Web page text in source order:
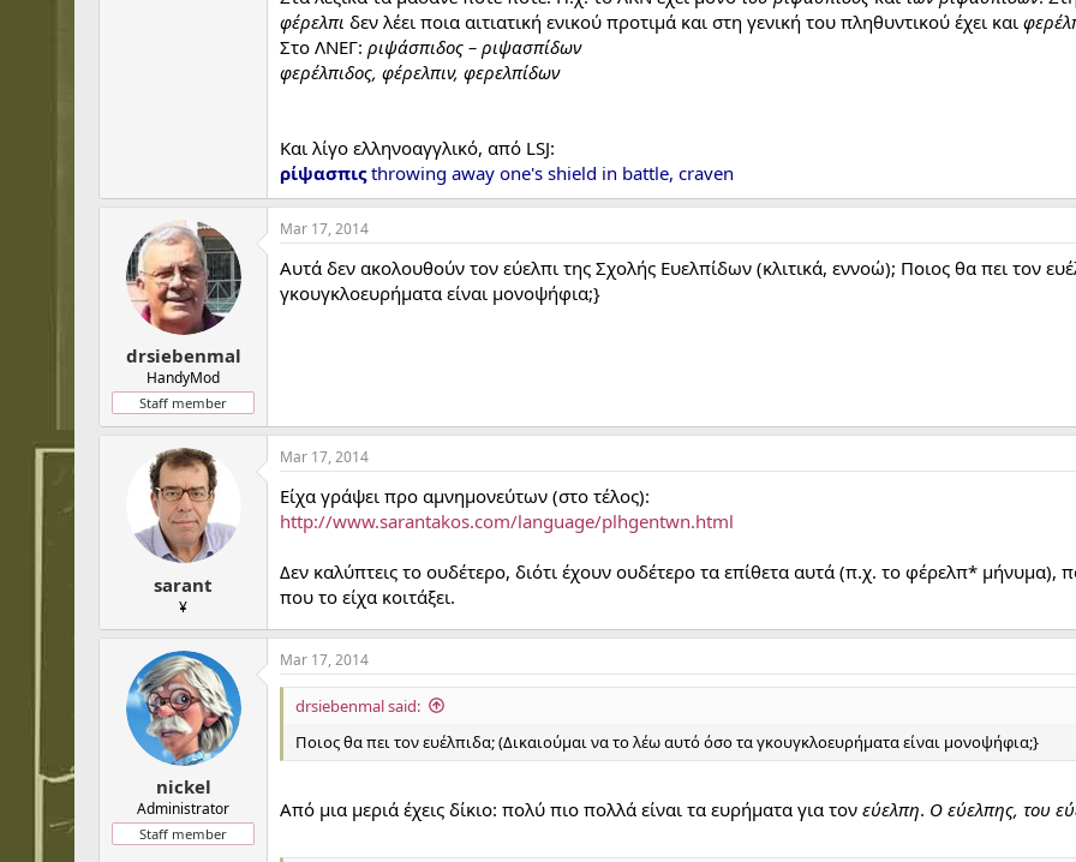
φέρελπι δεν λέει ποια αιτιατική ενικού προτιμά και στη γενική του πληθυντικού έχει και
Στο ΛΝΕΓ: ριψάσπιδος – ριψασπίδων
φερέλπιδος, φέρελπιν, φερελπίδων
Και λίγο ελληνοαγγλικό, από LSJ:
ρίψασπιςthrowing away one's shield in battle, craven
drsiebenmal
HandyMod
Staff member
Mar 17, 2014
Αυτά δεν ακολουθούν τον εύελπι της Σχολής Ευελπίδων (κλιτικά, εννοώ); Ποιος θα πει τον
γκουγκλοευρήματα είναι μονοψήφια;}
sarant
¥
Mar 17, 2014
Είχα γράψει προ αμνημονεύτων (στο τέλος):
http://www.sarantakos.com/language/plhgentwn.html
Δεν καλύπτεις το ουδέτερο, διότι έχουν ουδέτερο τα επίθετα αυτά (π.χ. το φέρελπ* μήνυμα),
που το είχα κοιτάξει.
nickel
Administrator
Staff member
Mar 17, 2014
drsiebenmal said:
Ποιος θα πει τον ευέλπιδα; (Δικαιούμαι να το λέω αυτό όσο τα γκουγκλοευρήματα είναι μονοψήφια;}
Από μια μεριά έχεις δίκιο: πολύ πιο πολλά είναι τα ευρήματα για τον εύελπη. Ο εύελπης, του